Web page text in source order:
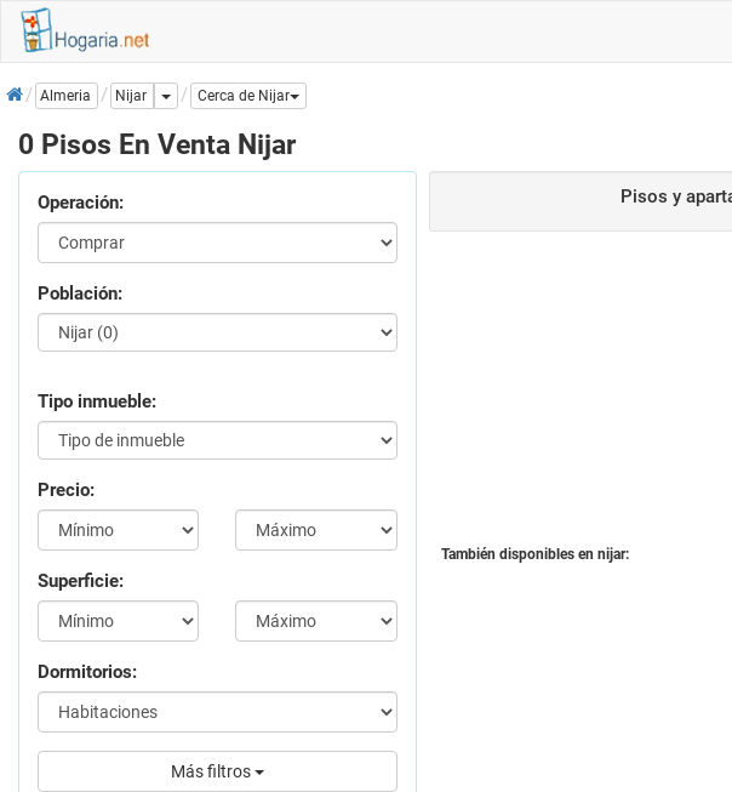
InicioAlmeria Nijar Dropdown
Cerca de Nijar
0 Pisos En Venta Nijar
Operación:
Población:
Tipo inmueble:
Precio:
Superficie:
Dormitorios:
Más filtros
Pisos y
También disponibles en nijar: